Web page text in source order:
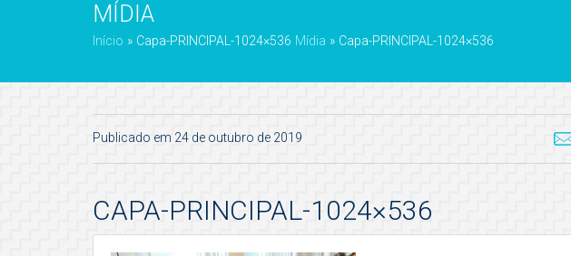
MÍDIA
Início » Capa-PRINCIPAL-1024×536 Mídia » Capa-PRINCIPAL-1024×536
Publicado em 24 de outubro de 2019
CAPA-PRINCIPAL-1024×536